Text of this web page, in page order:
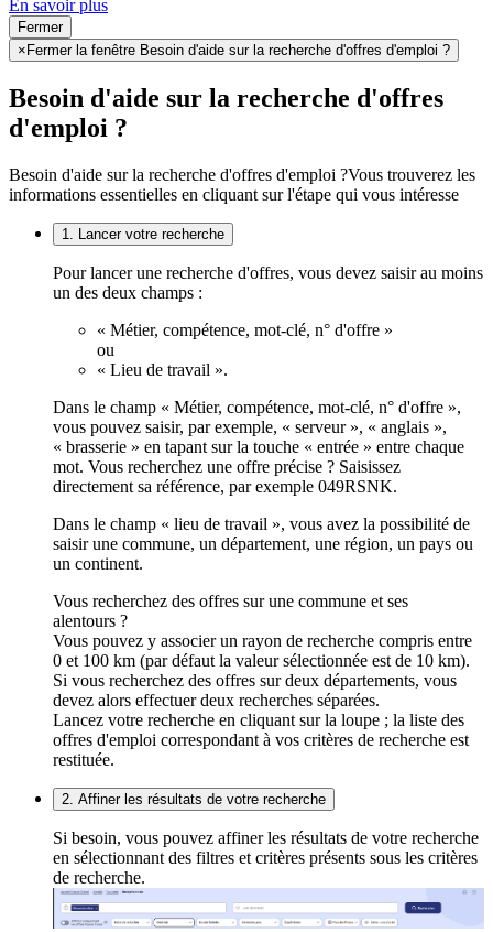
En savoir plus
Fermer
× Fermer la fenêtre Besoin d'aide sur la recherche d'offres d'emploi ?
Besoin d'aide sur la recherche d'offres
d'emploi ?
Besoin d'aide sur la recherche d'offres d'emploi ?Vous trouverez les
informations essentielles en cliquant sur l'étape qui vous intéresse
1. Lancer votre recherche
Pour lancer une recherche d'offres, vous devez saisir au moins
un des deux champs :
« Métier, compétence, mot-clé, n° d'offre »
ou
« Lieu de travail ».
Dans le champ « Métier, compétence, mot-clé, n° d'offre »,
vous pouvez saisir, par exemple, « serveur », « anglais »,
« brasserie » en tapant sur la touche « entrée » entre chaque
mot. Vous recherchez une offre précise ? Saisissez
directement sa référence, par exemple 049RSNK.
Dans le champ « lieu de travail », vous avez la possibilité de
saisir une commune, un département, une région, un pays ou
un continent.
Vous recherchez des offres sur une commune et ses
alentours ?
Vous pouvez y associer un rayon de recherche compris entre
0 et 100 km (par défaut la valeur sélectionnée est de 10 km).
Si vous recherchez des offres sur deux départements, vous
devez alors effectuer deux recherches séparées.
Lancez votre recherche en cliquant sur la loupe ; la liste des
offres d'emploi correspondant à vos critères de recherche est
restituée.
2. Affiner les résultats de votre recherche
Si besoin, vous pouvez affiner les résultats de votre recherche
en sélectionnant des filtres et critères présents sous les critères
de recherche.